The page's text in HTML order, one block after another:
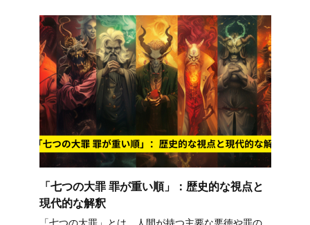
「七つの大罪 罪が重い順」：歴史的な視点と
現代的な解釈